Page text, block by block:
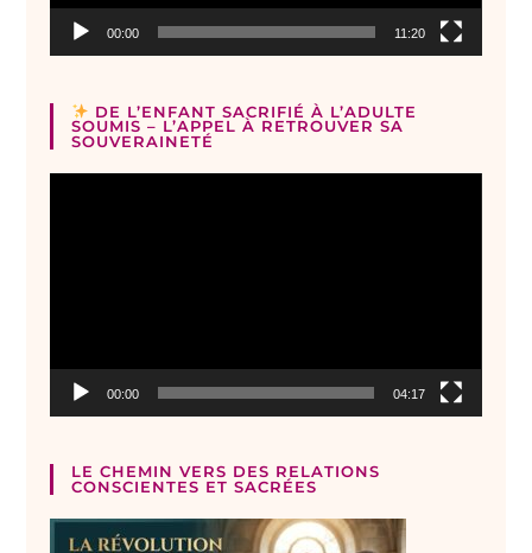
00:00 11:20
DE L’ENFANT SACRIFIÉ À L’ADULTE
SOUMIS – L’APPEL À RETROUVER SA
SOUVERAINETÉ
00:00 04:17
LE CHEMIN VERS DES RELATIONS
CONSCIENTES ET SACRÉES